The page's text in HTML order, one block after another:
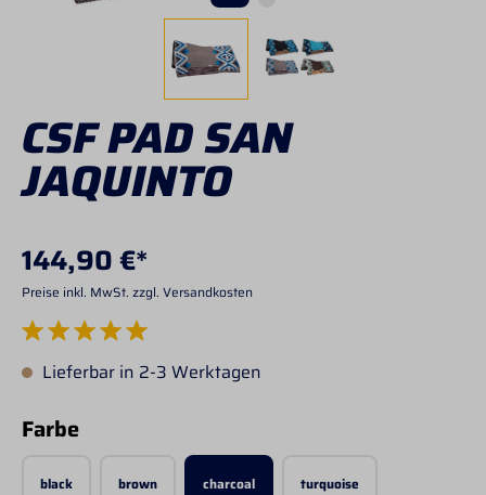
CSF PAD SAN
JAQUINTO
144,90 €*
Preise inkl. MwSt. zzgl. Versandkosten
Durchschnittliche Bewertung von 5 von 5 Sternen
Lieferbar in 2-3 Werktagen
Farbeauswählen
black brown charcoal turquoise